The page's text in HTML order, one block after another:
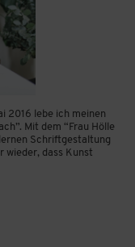
2016 lebe ich meinen
Mit dem “Frau Hölle
Schriftgestaltung
wieder, dass Kunst